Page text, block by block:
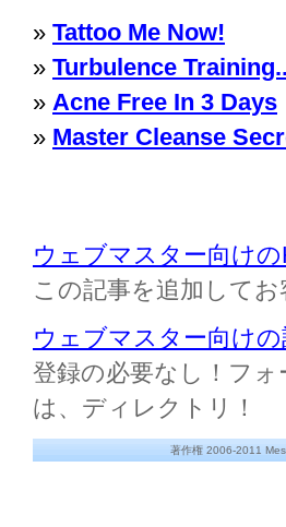
» Tattoo Me Now!
» Turbulence
» Acne Free In 3 Days
» Master Cleanse
ウェブマスター向け
この記事を追加して
ウェブマスター向け
登録の必要なし！フ
は、ディレクトリ！
著作権 2006-2011